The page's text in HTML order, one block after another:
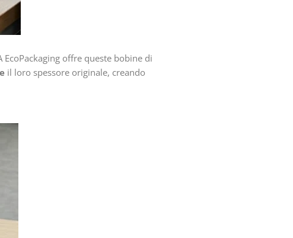
offre queste bobine di
il loro spessore originale, creando